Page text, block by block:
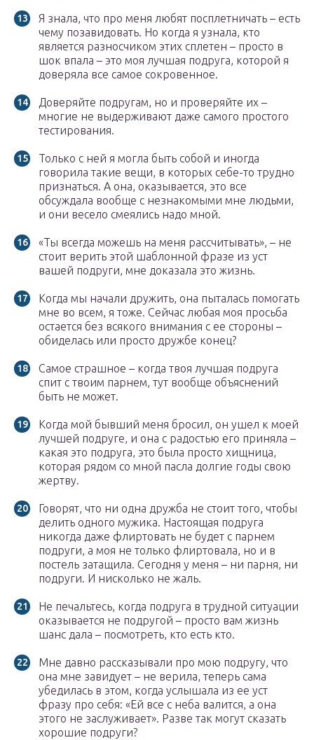
Я знала, что про меня любят посплетничать – есть
чему позавидовать. Но когда я узнала, кто
является разносчиком этих сплетен – просто в
шок впала – это моя лучшая подруга, которой я
доверяла все самое сокровенное.
Доверяйте подругам, но и проверяйте их –
многие не выдерживают даже самого простого
тестирования.
Только с ней я могла быть собой и иногда
говорила такие вещи, в которых себе-то трудно
признаться. А она, оказывается, это все
обсуждала вообще с незнакомыми мне людьми,
и они весело смеялись надо мной.
«Ты всегда можешь на меня рассчитывать», – не
стоит верить этой шаблонной фразе из уст
вашей подруги, мне доказала это жизнь.
Когда мы начали дружить, она пыталась помогать
мне во всем, я тоже. Сейчас любая моя просьба
остается без всякого внимания с ее стороны –
обиделась или просто дружбе конец?
Самое страшное – когда твоя лучшая подруга
спит с твоим парнем, тут вообще объяснений
быть не может.
Когда мой бывший меня бросил, он ушел к моей
лучшей подруге, и она с радостью его приняла –
какая это подруга, это была просто хищница,
которая рядом со мной пасла долгие годы свою
жертву.
Говорят, что ни одна дружба не стоит того, чтобы
делить одного мужика. Настоящая подруга
никогда даже флиртовать не будет с парнем
подруги, а моя не только флиртовала, но и в
постель затащила. Сегодня у меня – ни парня, ни
подруги. И нисколько не жаль.
Не печальтесь, когда подруга в трудной ситуации
оказывается не подругой – просто вам жизнь
шанс дала – посмотреть, кто есть кто.
Мне давно рассказывали про мою подругу, что
она мне завидует – не верила, теперь сама
убедилась в этом, когда услышала из ее уст
фразу про себя: «Ей все с неба валится, а она
этого не заслуживает». Разве так могут сказать
хорошие подруги?